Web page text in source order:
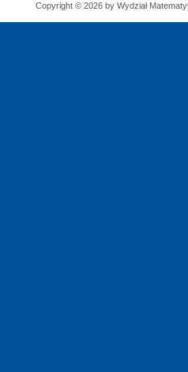
Copyright © 2026 by Wydział